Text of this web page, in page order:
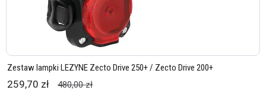
Zestaw lampki LEZYNE Zecto Drive 250+ / Zecto Drive 200+
259,70 zł 480,00 zł